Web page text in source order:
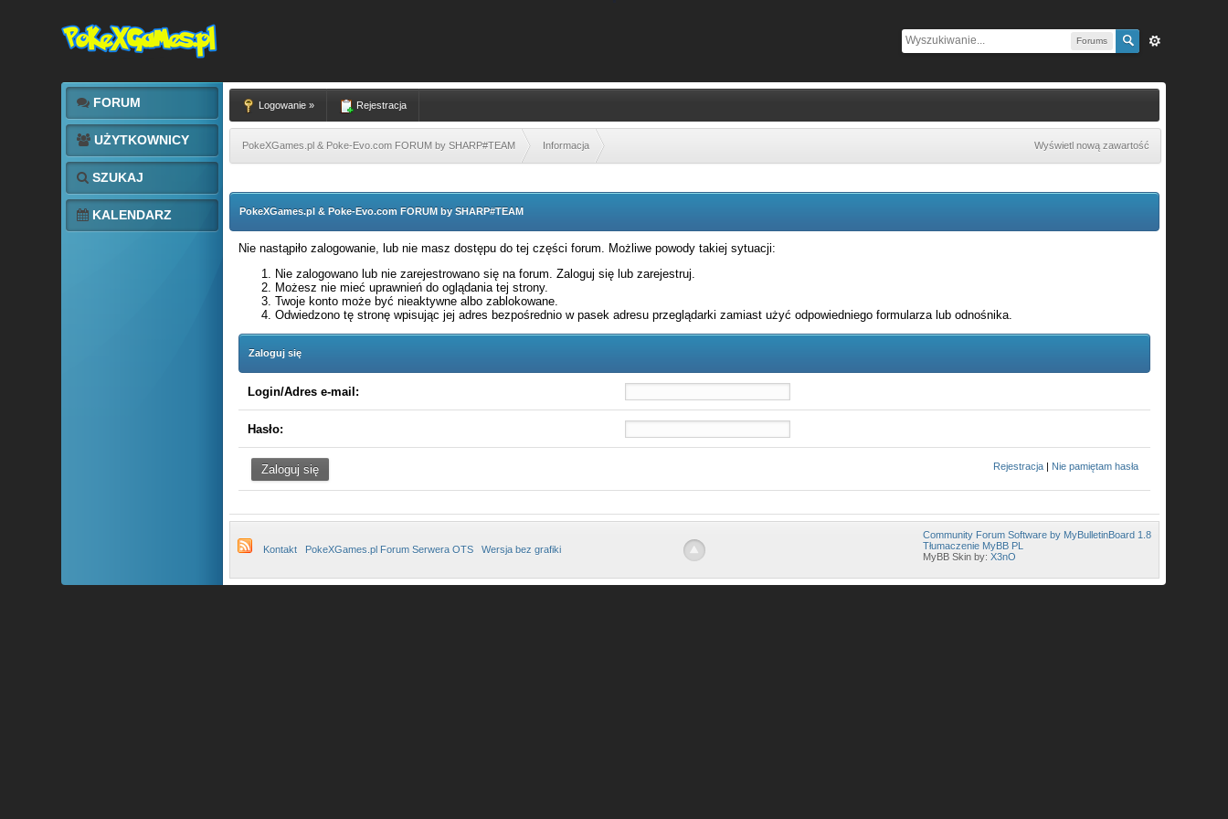
Forums
FORUM
UŻYTKOWNICY
SZUKAJ
KALENDARZ
Logowanie » Rejestracja
PokeXGames.pl & Poke-Evo.com FORUM by SHARP#TEAM Informacja Wyświetl nową zawartość
PokeXGames.pl & Poke-Evo.com FORUM by SHARP#TEAM
Nie nastąpiło zalogowanie, lub nie masz dostępu do tej części forum. Możliwe powody takiej sytuacji:
Nie zalogowano lub nie zarejestrowano się na forum. Zaloguj się lub zarejestruj.
Możesz nie mieć uprawnień do oglądania tej strony.
Twoje konto może być nieaktywne albo zablokowane.
Odwiedzono tę stronę wpisując jej adres bezpośrednio w pasek adresu przeglądarki zamiast użyć odpowiedniego formularza lub odnośnika.
Zaloguj się
Login/Adres e-mail:
Hasło:
Rejestracja | Nie pamiętam hasła
Kontakt PokeXGames.pl Forum Serwera OTS Wersja bez grafiki
Community Forum Software by MyBulletinBoard 1.8
Tłumaczenie MyBB PL
MyBB Skin by:X3nO